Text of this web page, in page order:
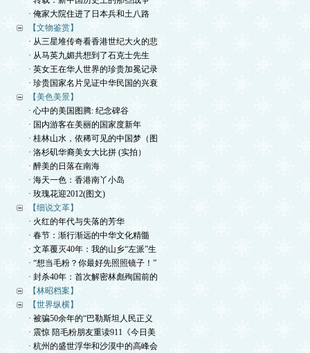
· 俺家大院住进了日本兵和土八路
【文物鉴赏】
· 从三星堆传奇看香港世纪大火的悲
· 从马英九媚共想到了石克士先生
· 英女王在华人世界的珍贵加冕记录
· 珍贵国家名片见证中华民国的兴衰
【美色美景】
· 心中的美国图腾: 纪念碑谷
· 国内游客在美丽的国家度新年
· 桂林山水，依稀可见的中国梦（图
· 洛杉矶华裔美女大比拼 (实拍）
· 醉美的日落在南海
· 海天一色：香港南丫小岛
· 玫瑰花迎2012(图文)
【细说文革】
· 火红的年代与失落的芳华
· 春节：渐行渐远的中华文化精髓
· 文革覆灭40年：我的山乡“左派”生
· “想当毛粉？你最好先照照镜子！”
· 封杀40年：首次解密林彪殉国前的
【林昭档案】
【世界纵横】
· 被骗50余年的“巴勒斯坦人民正义
· 震惊 陪毛粉朋友重读911《今日美
· 杭州的盛世浮华和沙漠中的高峰会